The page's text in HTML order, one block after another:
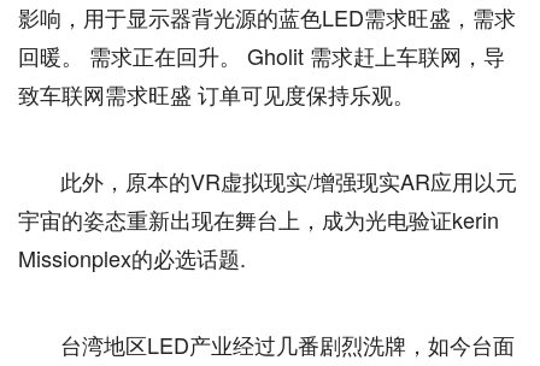
影响，用于显示器背光源的蓝色LED需求旺盛，需求
回暖。 需求正在回升。 Gholit 需求赶上车联网，导
致车联网需求旺盛 订单可见度保持乐观。
此外，原本的VR虚拟现实/增强现实AR应用以元
宇宙的姿态重新出现在舞台上，成为光电验证kerin
Missionplex的必选话题.
台湾地区LED产业经过几番剧烈洗牌，如今台面